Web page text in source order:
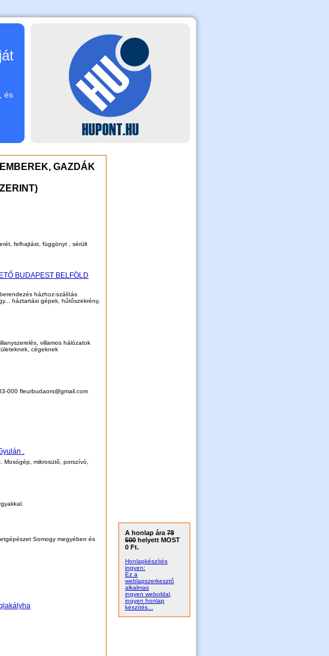
és
GAZDÁK
felhajtást, függönyt , sérült
BUDAPEST BELFÖLD
házhoz-szálítás
háztartási gépek, hűtőszekrény,
villamos hálózatok
cégeknek
000 fleurbudaors@gmail.com
.
mikrosütő, porszívó,
Somogy megyében és
A honlap ára 78
500 helyett MOST
0 Ft.
Honlapkészítés
ingyen:
Ez a
weblapszerkesztő
alkalmas
ingyen weboldal,
ingyen honlap
készítés...